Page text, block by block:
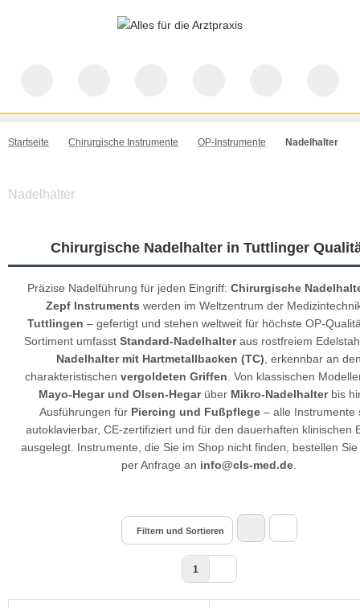
Startseite Chirurgische Instrumente OP-Instrumente Nadelhalter
Nadelhalter
Chirurgische Nadelhalter in Tuttlinger
Präzise Nadelführung für jeden Eingriff: Chirurgische
Zepf Instruments werden im Weltzentrum der
Tuttlingen – gefertigt und stehen weltweit für höchste OP-
Sortiment umfasst Standard-Nadelhalteraus rostfreiem
Nadelhalter mit Hartmetallbacken (TC) , erkennbar an
charakteristischen vergoldeten Griffen . Von klassischen
Mayo-Hegar und Olsen-Hegarüber Mikro-Nadelhalterbis
Ausführungen für Piercing und Fußpflege– alle Instrumente
autoklavierbar, CE-zertifiziert und für den dauerhaften klinischen
ausgelegt. Instrumente, die Sie im Shop nicht finden, bestellen
per Anfrage an info@cls-med.de
Filtern und Sortieren
1